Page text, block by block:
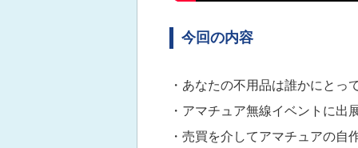
今回の内容
・あなたの不用品は誰かにとっ
・アマチュア無線イベントに出
・売買を介してアマチュアの自